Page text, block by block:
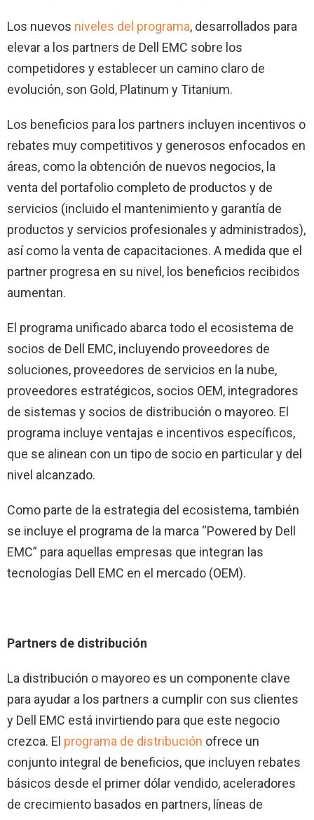
Los nuevos niveles del programa, desarrollados para
elevar a los partners de Dell EMC sobre los
competidores y establecer un camino claro de
evolución, son Gold, Platinum y Titanium.
Los beneficios para los partners incluyen incentivos o
rebates muy competitivos y generosos enfocados en
áreas, como la obtención de nuevos negocios, la
venta del portafolio completo de productos y de
servicios (incluido el mantenimiento y garantía de
productos y servicios profesionales y administrados),
así como la venta de capacitaciones. A medida que el
partner progresa en su nivel, los beneficios recibidos
aumentan.
El programa unificado abarca todo el ecosistema de
socios de Dell EMC, incluyendo proveedores de
soluciones, proveedores de servicios en la nube,
proveedores estratégicos, socios OEM, integradores
de sistemas y socios de distribución o mayoreo. El
programa incluye ventajas e incentivos específicos,
que se alinean con un tipo de socio en particular y del
nivel alcanzado.
Como parte de la estrategia del ecosistema, también
se incluye el programa de la marca “Powered by Dell
EMC” para aquellas empresas que integran las
tecnologías Dell EMC en el mercado (OEM).
Partners de distribución
La distribución o mayoreo es un componente clave
para ayudar a los partners a cumplir con sus clientes
y Dell EMC está invirtiendo para que este negocio
crezca. El programa de distribución ofrece un
conjunto integral de beneficios, que incluyen rebates
básicos desde el primer dólar vendido, aceleradores
de crecimiento basados en partners, líneas de